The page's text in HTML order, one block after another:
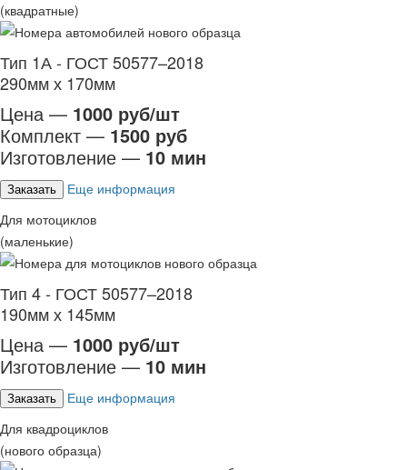
(квадратные)
Тип 1А - ГОСТ 50577–2018
290мм х 170мм
Цена — 1000 руб/шт
Комплект — 1500 руб
Изготовление — 10 мин
Заказать
Еще информация
Для мотоциклов
(маленькие)
Тип 4 - ГОСТ 50577–2018
190мм х 145мм
Цена — 1000 руб/шт
Изготовление — 10 мин
Заказать
Еще информация
Для квадроциклов
(нового образца)